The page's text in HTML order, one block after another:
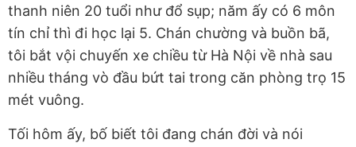
thanh niên 20 tuổi như đổ sụp; năm ấy có 6 môn
tín chỉ thì đi học lại 5. Chán chường và buồn bã,
tôi bắt vội chuyến xe chiều từ Hà Nội về nhà sau
nhiều tháng vò đầu bứt tai trong căn phòng trọ 15
mét vuông.
Tối hôm ấy, bố biết tôi đang chán đời và nói